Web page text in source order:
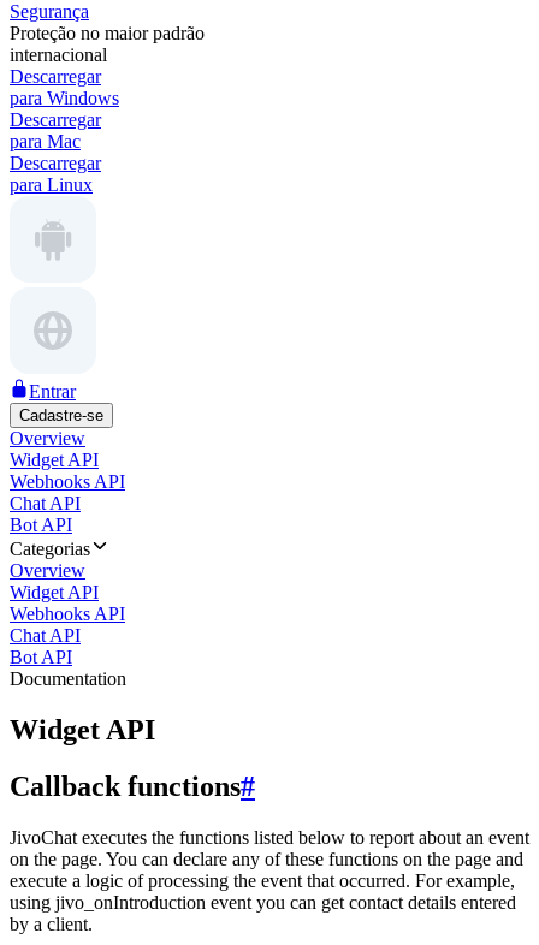
Segurança
Proteção no maior padrão
internacional
Descarregar
para Windows
Descarregar
para Mac
Descarregar
para Linux
Entrar
Cadastre-se
Overview
Widget API
Webhooks API
Chat API
Bot API
Categorias
Overview
Widget API
Webhooks API
Chat API
Bot API
Documentation
Widget API
Callback functions#
JivoChat executes the functions listed below to report about an event
on the page. You can declare any of these functions on the page and
execute a logic of processing the event that occurred. For example,
using jivo_onIntroduction event you can get contact details entered
by a client.